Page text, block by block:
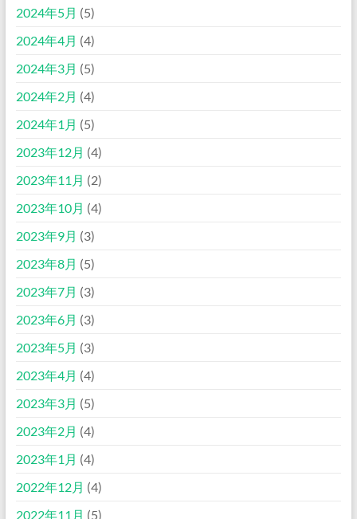
2024年5月 (5)
2024年4月 (4)
2024年3月 (5)
2024年2月 (4)
2024年1月 (5)
2023年12月 (4)
2023年11月 (2)
2023年10月 (4)
2023年9月 (3)
2023年8月 (5)
2023年7月 (3)
2023年6月 (3)
2023年5月 (3)
2023年4月 (4)
2023年3月 (5)
2023年2月 (4)
2023年1月 (4)
2022年12月 (4)
2022年11月 (5)